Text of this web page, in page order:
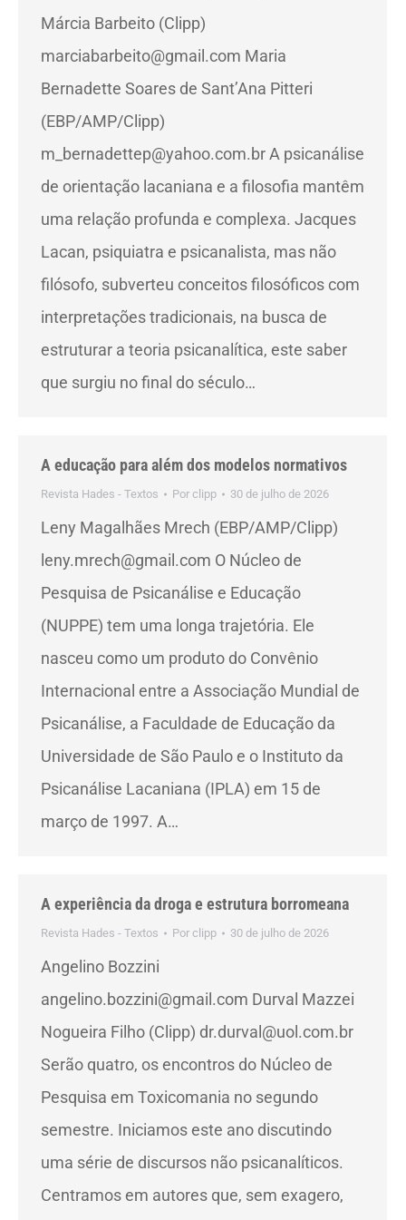
Márcia Barbeito (Clipp)
marciabarbeito@gmail.com Maria
Bernadette Soares de Sant’Ana Pitteri
(EBP/AMP/Clipp)
m_bernadettep@yahoo.com.br A psicanálise
de orientação lacaniana e a filosofia mantêm
uma relação profunda e complexa. Jacques
Lacan, psiquiatra e psicanalista, mas não
filósofo, subverteu conceitos filosóficos com
interpretações tradicionais, na busca de
estruturar a teoria psicanalítica, este saber
que surgiu no final do século…
A educação para além dos modelos normativos
Revista Hades - Textos Por clipp 30 de julho de 2026
Leny Magalhães Mrech (EBP/AMP/Clipp)
leny.mrech@gmail.com O Núcleo de
Pesquisa de Psicanálise e Educação
(NUPPE) tem uma longa trajetória. Ele
nasceu como um produto do Convênio
Internacional entre a Associação Mundial de
Psicanálise, a Faculdade de Educação da
Universidade de São Paulo e o Instituto da
Psicanálise Lacaniana (IPLA) em 15 de
março de 1997. A…
A experiência da droga e estrutura borromeana
Revista Hades - Textos Por clipp 30 de julho de 2026
Angelino Bozzini
angelino.bozzini@gmail.com Durval Mazzei
Nogueira Filho (Clipp) dr.durval@uol.com.br
Serão quatro, os encontros do Núcleo de
Pesquisa em Toxicomania no segundo
semestre. Iniciamos este ano discutindo
uma série de discursos não psicanalíticos.
Centramos em autores que, sem exagero,